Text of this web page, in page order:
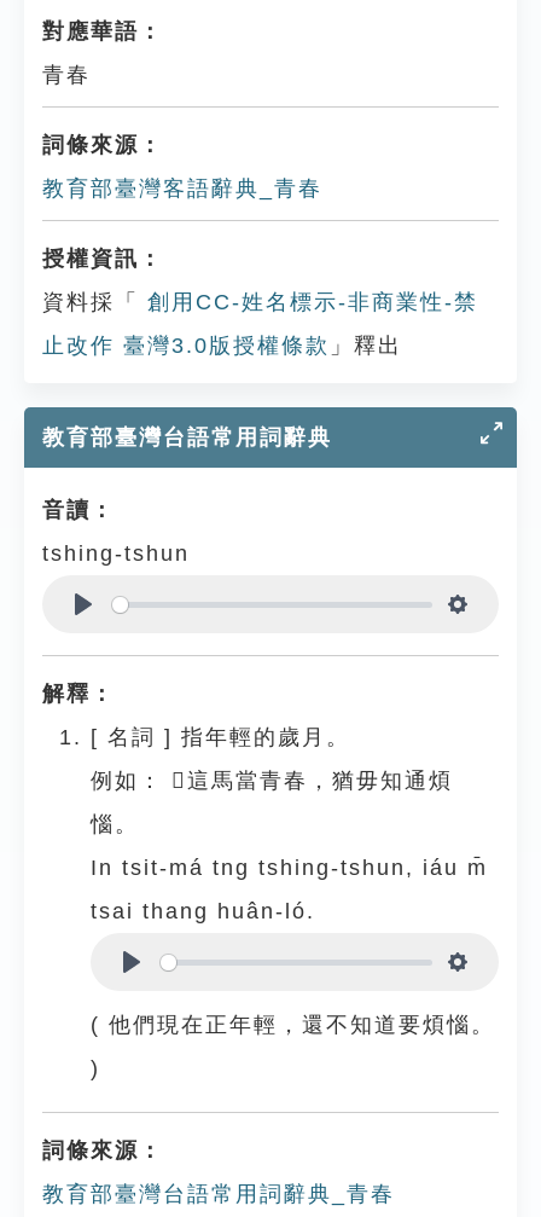
對應華語：
青春
詞條來源：
教育部臺灣客語辭典_青春
授權資訊：
資料採「
創用CC-姓名標示-非商業性-禁
止改作 臺灣3.0版授權條款 」釋出
教育部臺灣台語常用詞辭典
音讀：
tshing-tshun
解釋：
[ 名詞 ] 指年輕的歲月。
例如：
𪜶這馬當青春，猶毋知通煩
惱。
In tsit-má tng tshing-tshun, iáu m̄
tsai thang huân-ló.
( 他們現在正年輕，還不知道要煩惱。
)
詞條來源：
教育部臺灣台語常用詞辭典_青春